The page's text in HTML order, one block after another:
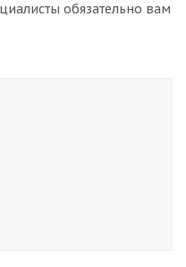
обязательно вам